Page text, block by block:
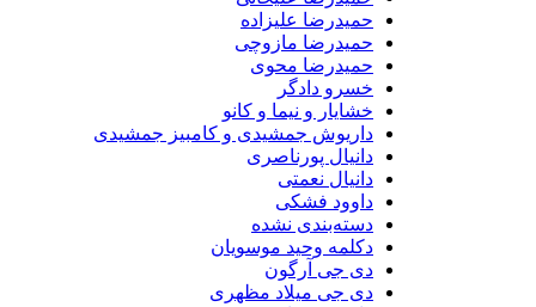
حمیدرضا علیزاده
حمیدرضا مازوچی
حمیدرضا محوی
خسرو دادگر
خشایار و نیما و کانو
داریوش جمشیدی و کامبیز جمشیدی
دانیال پورناصری
دانیال نعمتی
داوود فشکی
دسته‌بندی نشده
دکلمه وحید موسویان
دی جی آرگون
دی جی میلاد مظهری